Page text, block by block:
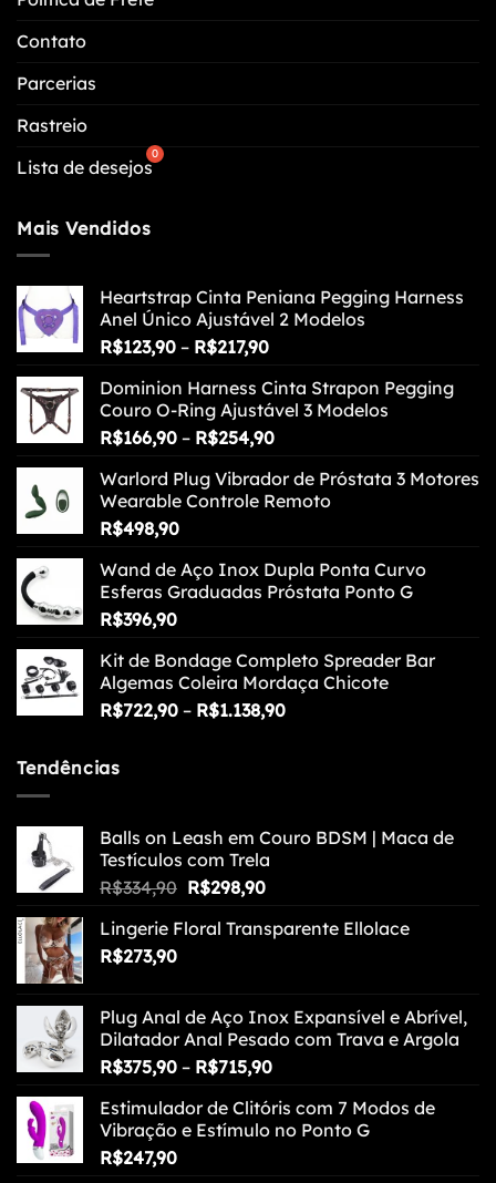
Contato
Parcerias
Rastreio
Lista de desejos
Mais Vendidos
Heartstrap Cinta Peniana Pegging Harness
Anel Único Ajustável 2 Modelos
R$123,90 – R$217,90Faixa
preço:
R$123,90
através
Dominion Harness Cinta Strapon Pegging
Couro O-Ring Ajustável 3 Modelos
R$166,90 – R$254,90Faixa
preço:
R$166,90
Warlord Plug Vibrador de Próstata 3 Motores
Wearable Controle Remoto
R$498,90
Wand de Aço Inox Dupla Ponta Curvo
Esferas Graduadas Próstata Ponto G
R$396,90
Kit de Bondage Completo Spreader Bar
Algemas Coleira Mordaça Chicote
R$722,90 – R$1.138,90Faixa
R$1.138,90
Tendências
Balls on Leash em Couro BDSM | Maca de
Testículos com Trela
R$334,90 O
original
R$298,90O
atual
Lingerie Floral Transparente Ellolace
R$273,90
Plug Anal de Aço Inox Expansível e Abrível,
Dilatador Anal Pesado com Trava e Argola
R$375,90 – R$715,90Faixa
preço:
R$375,90
Estimulador de Clitóris com 7 Modos de
Vibração e Estímulo no Ponto G
R$247,90